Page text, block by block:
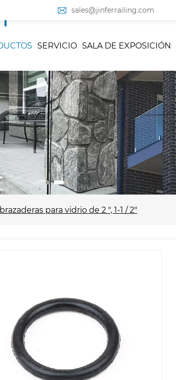
sales@jinferrailing.com
SERVICIO SALA DE EXPOSICIÓN
para vidrio de 2 ", 1-1 / 2"